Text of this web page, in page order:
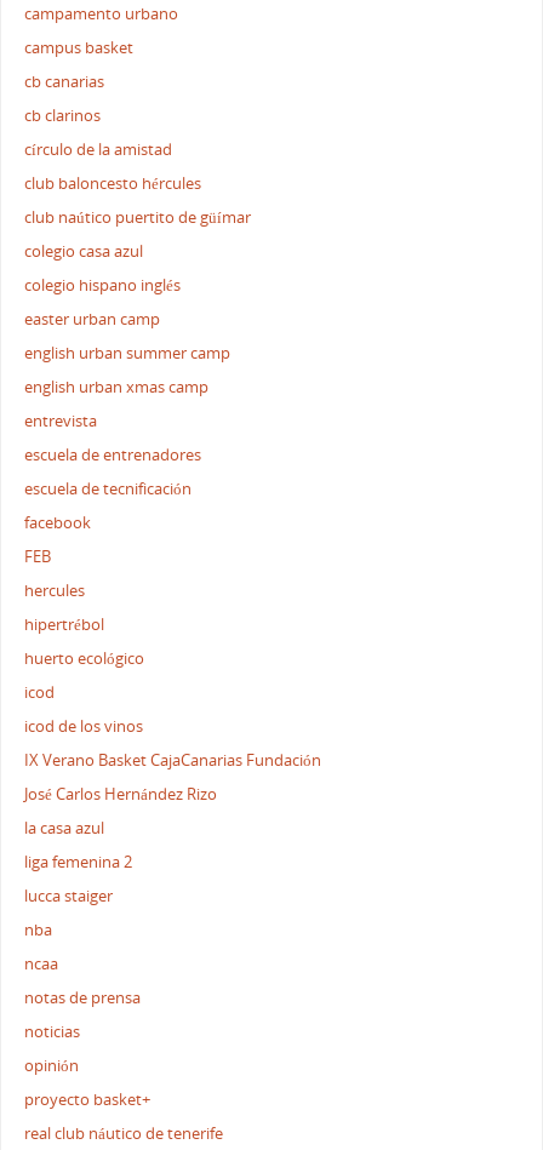
campamento urbano
campus basket
cb canarias
cb clarinos
círculo de la amistad
club baloncesto hércules
club naútico puertito de güímar
colegio casa azul
colegio hispano inglés
easter urban camp
english urban summer camp
english urban xmas camp
entrevista
escuela de entrenadores
escuela de tecnificación
facebook
FEB
hercules
hipertrébol
huerto ecológico
icod
icod de los vinos
IX Verano Basket CajaCanarias Fundación
José Carlos Hernández Rizo
la casa azul
liga femenina 2
lucca staiger
nba
ncaa
notas de prensa
noticias
opinión
proyecto basket+
real club náutico de tenerife